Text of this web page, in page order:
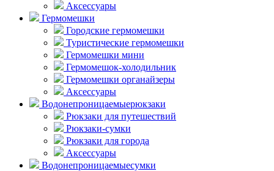
Аксессуары
Гермомешки
Городские гермомешки
Туристические гермомешки
Гермомешки мини
Гермомешок-холодильник
Гермомешки органайзеры
Аксессуары
Водонепроницаемыерюкзаки
Рюкзаки для путешествий
Рюкзаки-сумки
Рюкзаки для города
Аксессуары
Водонепроницаемыесумки